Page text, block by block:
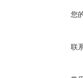
您
联